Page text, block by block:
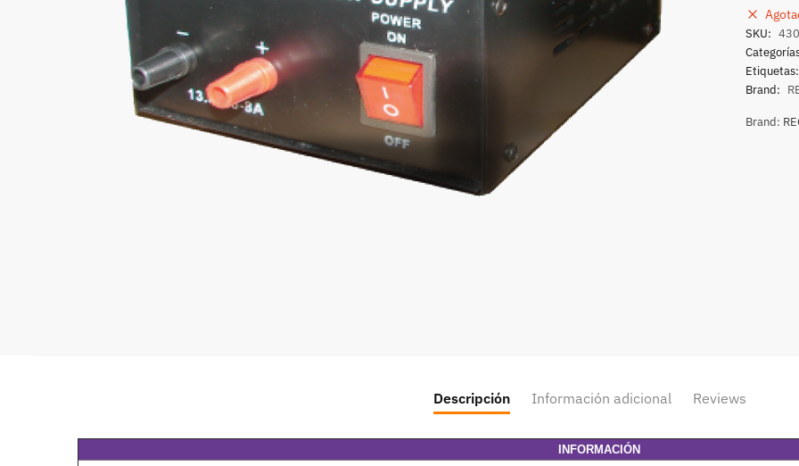
SKU:
Brand:
Brand:
Descripción Información adicional Reviews
INFORMACIÓN